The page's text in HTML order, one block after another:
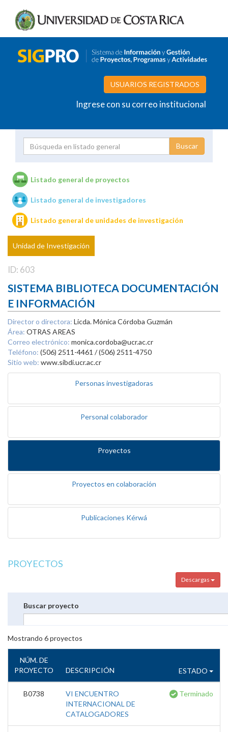
USUARIOS REGISTRADOS
Ingrese con su correo institucional
Unidades de investigación
Listado general de proyectos
Listado general de investigadores
Listado general de unidades de investigación
Unidad de Investigación
ID: 603
SISTEMA BIBLIOTECA DOCUMENTACIÓN
E INFORMACIÓN
Director o directora: Licda. Mónica Córdoba Guzmán
Área: OTRAS AREAS
Correo electrónico: monica.cordoba@ucr.ac.cr
Teléfono: (506) 2511-4461 / (506) 2511-4750
Sitio web: www.sibdi.ucr.ac.cr
Personas investigadoras
Personal colaborador
Proyectos
Proyectos en colaboración
Publicaciones Kérwá
PROYECTOS
Descargas
Buscar proyecto
Mostrando 6proyectos
NÚM. DE
PROYECTO
DESCRIPCIÓN ESTADO
B0738
VI ENCUENTRO
INTERNACIONAL DE
CATALOGADORES
Terminado